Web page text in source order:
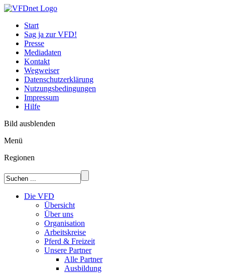
Start
Sag ja zur VFD!
Presse
Mediadaten
Kontakt
Wegweiser
Datenschutzerklärung
Nutzungsbedingungen
Impressum
Hilfe
Bild ausblenden
Menü
Regionen
Die VFD
Übersicht
Über uns
Organisation
Arbeitskreise
Pferd & Freizeit
Unsere Partner
Alle Partner
Ausbildung